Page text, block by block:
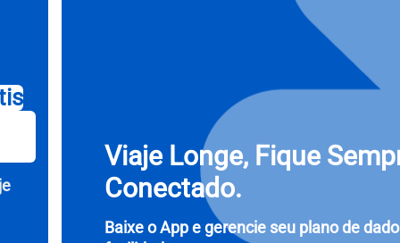
Viaje Longe, Fique
Conectado.
Baixe o App e gerencie seu plano de
العربية
KRW - Won Da Coréia Do Sul
Dólar De Singapura
EUR - Euro
Baht Tailandês PHP - Peso Filipino